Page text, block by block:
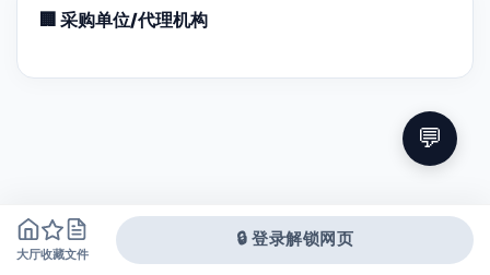
🏢 采购单位/代理机构
大厅收藏文件
🔒 登录解锁网页
💬